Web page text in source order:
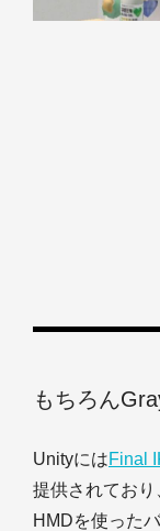
もちろん
UnityにはFinal
提供されてお
HMDを使った